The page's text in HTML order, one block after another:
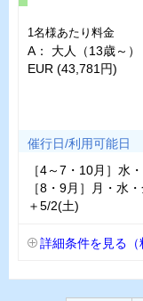
1名様あたり料金
A： 大人（13歳～
EUR (43,781円)
催行日/利用可能日
［4～7・10月］水
［8・9月］月・水
＋5/2(土)
詳細条件を見る（